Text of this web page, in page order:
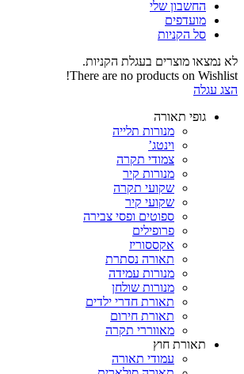
החשבון שלי‬
‫מועדפים‬‬
סל הקניות
לא נמצאו מוצרים בעגלת הקניות.
There are no products on Wishlist!
הצג עגלה
גופי תאורה
מנורות תלייה
וינטג’
צמודי תקרה
מנורות קיר
שקועי תקרה
שקועי קיר
ספוטים ופסי צבירה
פרופילים
אקססוריז
תאורה נסתרת
מנורות עמידה
מנורות שולחן
תאורת חדרי ילדים
תאורת חירום
מאווררי תקרה
תאורת חוץ
עמודי תאורה